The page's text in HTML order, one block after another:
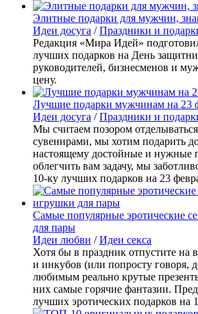
Элитные подарки для мужчин,
Идеи досуга /Праздники и
Редакция «Мира Идей»
лучших подарков на День
руководителей, бизнесменов и
цену.
Лучшие подарки мужчинам на 23
Идеи досуга /Праздники и
Мы считаем позором
сувенирами, мы хотим подарить
настоящему достойные и нужные
облегчить вам задачу, мы
10-ку лучших подарков на 23
Самые популярные эротические
для пары
Идеи любви /Идеи секса
Хотя бы в праздник отпустите на
и инкубов (или попросту говоря,
любимым реально крутые
них самые горячие фантазии.
лучших эротических подарков на